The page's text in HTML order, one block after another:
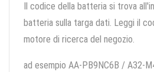
Il codice della batteria si trova
batteria sulla targa dati. Leggi il
motore di ricerca del negozio.
ad esempio AA-PB9NC6B / A32-